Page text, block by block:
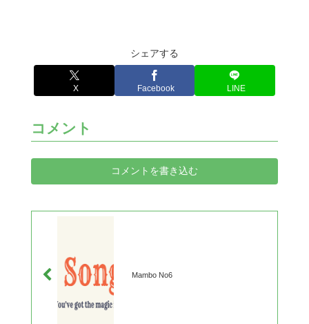
シェアする
X Facebook LINE
コメント
コメントを書き込む
Mambo No6